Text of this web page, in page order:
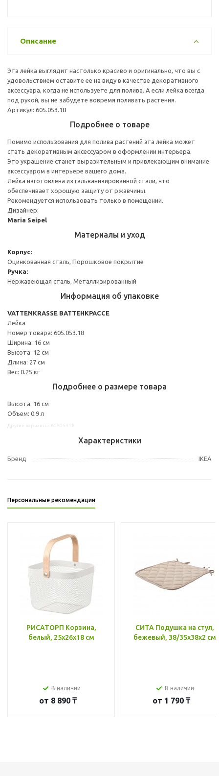
Описание
Эта лейка выглядит настолько красиво и оригинально, что вы с
удовольствием оставите ее на виду в качестве декоративного
аксессуара, когда не используете для полива. А если лейка всегда
под рукой, вы не забудете вовремя поливать растения.
Артикул: 605.053.18
Подробнее о товаре
Помимо использования для полива растений эта лейка может
стать декоративным аксессуаром в оформлении интерьера.
Это украшение станет выразительным и привлекающим внимание
аксессуаром в интерьере вашего дома.
Лейка изготовлена из гальванизированной стали, что
обеспечивает хорошую защиту от ржавчины.
Рекомендуется использовать только в помещении.
Дизайнер:
Maria Seipel
Материалы и уход
Корпус:
Оцинкованная сталь, Порошковое покрытие
Ручка:
Нержавеющая сталь, Металлизированный
Информация об упаковке
VATTENKRASSE ВАТТЕНКРАССЕ
Лейка
Номер товара: 605.053.18
Ширина: 16 см
Высота: 12 см
Длина: 27 см
Вес: 0.25 кг
Подробнее о размере товара
Высота: 16 см
Объем: 0.9 л
Характеристики
Бренд IKEA
Персональные рекомендации
РИСАТОРП Корзина,
белый, 25x26x18 см
В наличии
от 8 890 ₸
СИТА Подушка на стул,
бежевый, 38/35x38x2 см
В наличии
от 1 790 ₸